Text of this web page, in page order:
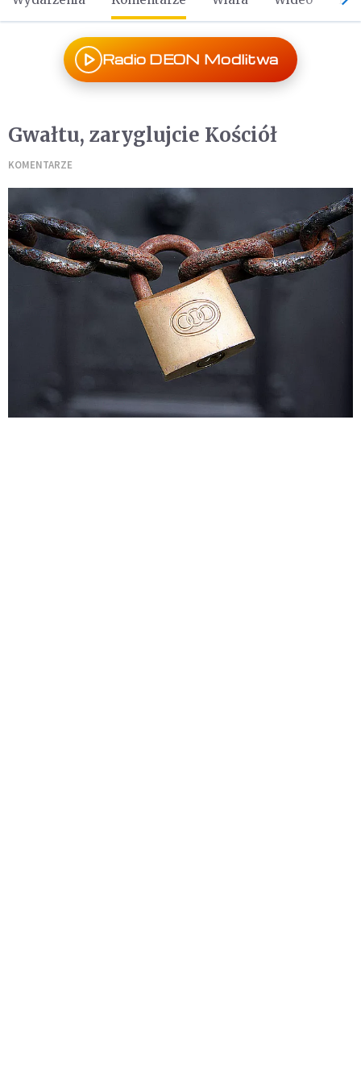
Radio DEON Modlitwa
Gwałtu, zaryglujcie Kościół
KOMENTARZE